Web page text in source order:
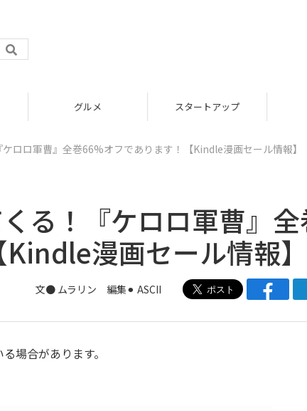
グルメ スタートアップ
ロロ軍曹』全巻66%オフであります！【Kindle漫画セール情報】
る！『ケロロ軍曹』
漫画セール情報】
文● ムラリン 編集⚫︎ ASCII
場合があります。